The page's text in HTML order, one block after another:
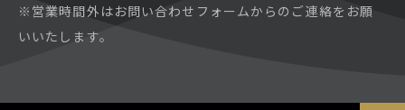
※営業時間外はお問い合わせフォームからのご連絡をお願
いいたします。